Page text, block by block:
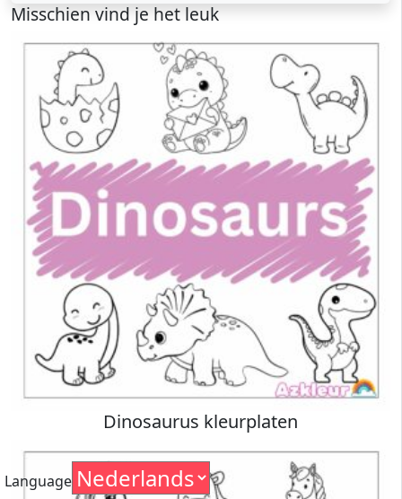
Misschien vind je het leuk
Dinosaurus kleurplaten
Language